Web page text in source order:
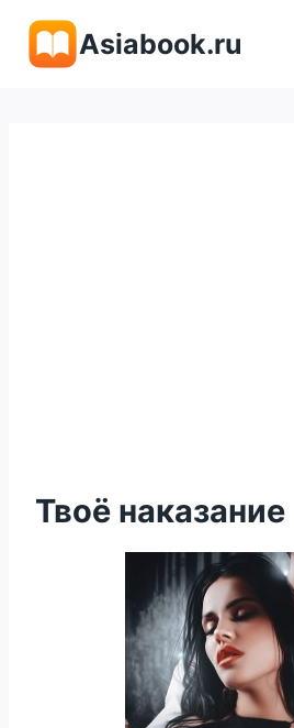
содержимому
Asiabook.ru
Твоё наказание